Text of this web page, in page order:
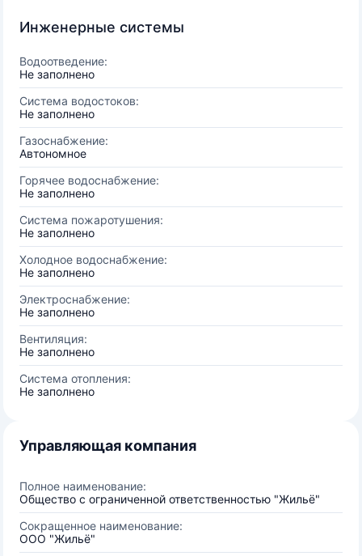
Инженерные системы
Водоотведение:
Не заполнено
Система водостоков:
Не заполнено
Газоснабжение:
Автономное
Горячее водоснабжение:
Не заполнено
Система пожаротушения:
Не заполнено
Холодное водоснабжение:
Не заполнено
Электроснабжение:
Не заполнено
Вентиляция:
Не заполнено
Система отопления:
Не заполнено
Управляющая компания
Полное наименование:
Общество с ограниченной ответственностью "Жильё"
Сокращенное наименование:
ООО "Жильё"